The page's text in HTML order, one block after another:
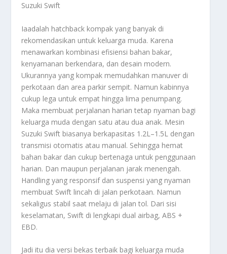
Suzuki Swift
Iaadalah hatchback kompak yang banyak di
rekomendasikan untuk keluarga muda. Karena
menawarkan kombinasi efisiensi bahan bakar,
kenyamanan berkendara, dan desain modern.
Ukurannya yang kompak memudahkan manuver di
perkotaan dan area parkir sempit. Namun kabinnya
cukup lega untuk empat hingga lima penumpang.
Maka membuat perjalanan harian tetap nyaman bagi
keluarga muda dengan satu atau dua anak. Mesin
Suzuki Swift biasanya berkapasitas 1.2L–1.5L dengan
transmisi otomatis atau manual. Sehingga hemat
bahan bakar dan cukup bertenaga untuk penggunaan
harian. Dan maupun perjalanan jarak menengah.
Handling yang responsif dan suspensi yang nyaman
membuat Swift lincah di jalan perkotaan. Namun
sekaligus stabil saat melaju di jalan tol. Dari sisi
keselamatan, Swift di lengkapi dual airbag, ABS +
EBD.
Jadi itu dia versi bekas terbaik bagi keluarga muda